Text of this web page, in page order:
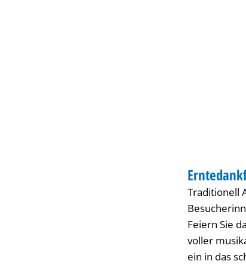
KATEGORIE:
Traditionell
Feiern Sie
voller
ein in das